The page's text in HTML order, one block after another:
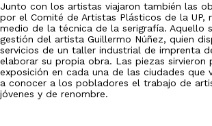
Junto con los artistas viajaron también las
por el Comité de Artistas Plásticos de la UP,
medio de la técnica de la serigrafía. Aquello
gestión del artista Guillermo Núñez, quien
servicios de un taller industrial de imprenta
elaborar su propia obra. Las piezas sirvieron
exposición en cada una de las ciudades que
a conocer a los pobladores el trabajo de
jóvenes y de renombre.